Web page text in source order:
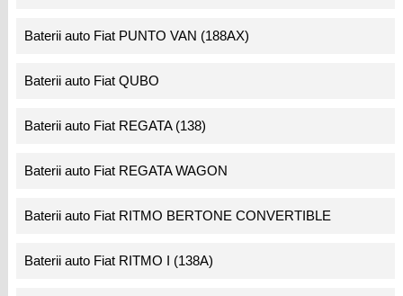
Baterii auto Fiat PUNTO VAN (188AX)
Baterii auto Fiat QUBO
Baterii auto Fiat REGATA (138)
Baterii auto Fiat REGATA WAGON
Baterii auto Fiat RITMO BERTONE CONVERTIBLE
Baterii auto Fiat RITMO I (138A)